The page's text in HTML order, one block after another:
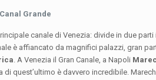
Grande
canale di Venezia: divide in due
è affiancato da magnifici palazzi, gran
. A Venezia il Gran Canale, a Napoli
di quest’ultimo è davvero incredibile.